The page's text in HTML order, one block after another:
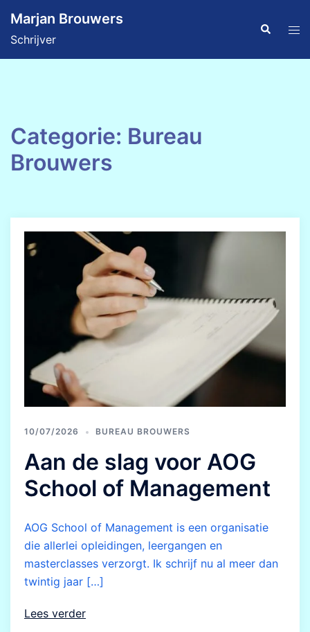
naar
de
inhoud
Marjan Brouwers
Schrijver
Zoeken
Categorie: Bureau
Brouwers
10/07/2026 BUREAU BROUWERS
Aan de slag voor AOG
School of Management
AOG School of Management is een organisatie
die allerlei opleidingen, leergangen en
masterclasses verzorgt. Ik schrijf nu al meer dan
twintig jaar […]
Lees verder